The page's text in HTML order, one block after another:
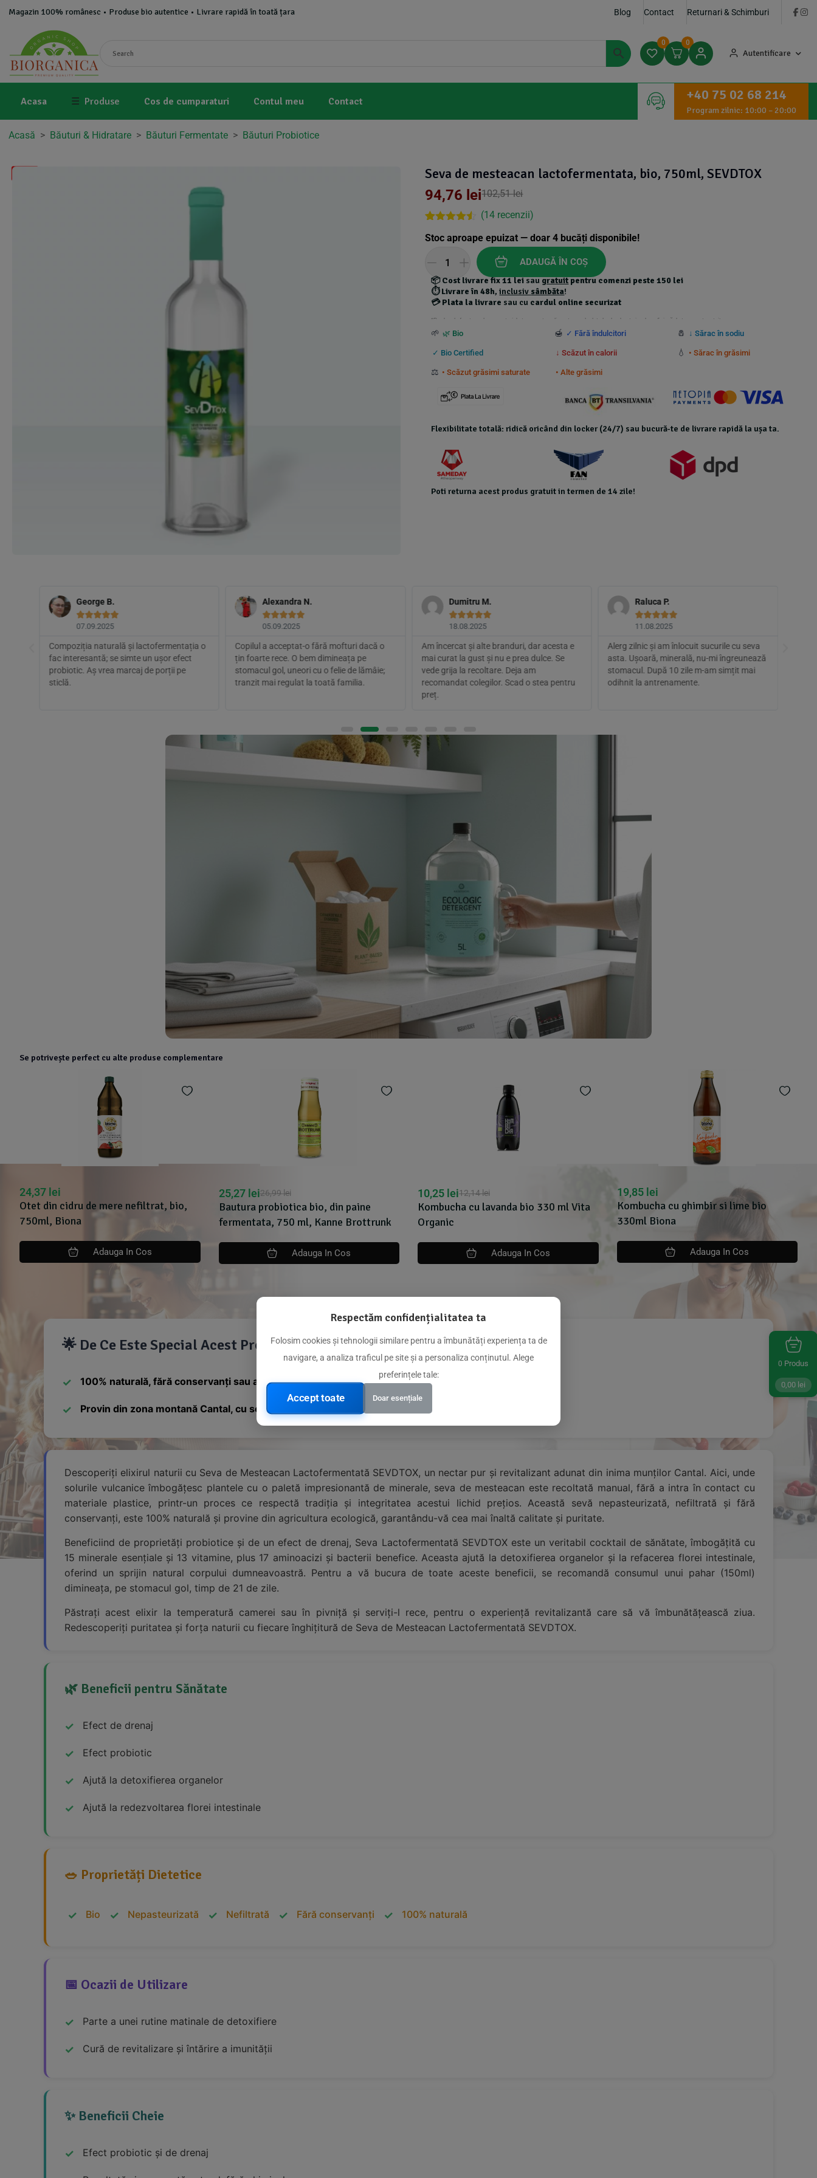
Magazin 100% românesc • Produse bio autentice • Livrare rapidă în toată țara Blog Contact Returnari & Schimburi
0 0
Autentificare
Acasa ☰ Produse Cos de cumparaturi Contul meu Contact +40 75 02 68 214
Program zilnic: 10:00 – 20:00
Acasă > Băuturi & Hidratare > Băuturi Fermentate > Băuturi Probiotice
Seva de mesteacan lactofermentata, bio, 750ml, SEVDTOX
102,51lei
94,76 lei
out of 5
customer
ratings
(14recenzii)
Stoc aproape epuizat — doar4 bucăți disponibile!
ADAUGĂ ÎN COȘ
📦Cost livrare fix 11 leisaugratuitpentru comenzi peste 150 lei
⏱️Livrare în 48h,inclusiv sâmbăta!
💳Plata la livrare sau cu cardul online securizat
*Produsele foarte grele au costuri de transport suplimentare calculate la checkout și nu beneficiază de transport gratuit.
🌱 🌿 Bio 🍯 ✓ Fără îndulcitori 🧂 ↓ Sărac în sodiu
✓ Bio Certified ↓ Scăzut în calorii 💧 • Sărac în grăsimi
⚖️ • Scăzut grăsimi saturate • Alte grăsimi
Flexibilitate totală: ridică oricând din locker (24/7) sau bucură-te de livrare rapidă la ușa ta.
Poti returna acest produs gratuit in termen de 14 zile!
George B.

07.09.2025
Compoziția naturală și lactofermentația o
fac interesantă; se simte un ușor efect
probiotic. Aș vrea marcaj de porții pe
sticlă.
Alexandra N.

05.09.2025
Copilul a acceptat-o fără mofturi dacă o
țin foarte rece. O bem dimineața pe
stomacul gol, uneori cu o felie de lămâie;
tranzit mai regulat la toată familia.
Dumitru M.

18.08.2025
Am încercat și alte branduri, dar acesta e
mai curat la gust și nu e prea dulce. Se
vede grija la recoltare. Deja am
recomandat colegilor. Scad o stea pentru
preț.
Raluca P.

11.08.2025
Alerg zilnic și am înlocuit sucurile cu seva
asta. Ușoară, minerală, nu-mi îngreunează
stomacul. După 10 zile m-am simțit mai
odihnit la antrenamente.
Se potrivește perfect cu alte produse complementare
Otet din cidru de mere nefiltrat, bio,
750ml, Biona
24,37 lei
Adauga In Cos
Bautura probiotica bio, din paine
fermentata, 750 ml, Kanne Brottrunk
26,99lei
25,27 lei
Adauga In Cos
Kombucha cu lavanda bio 330 ml Vita
Organic
12,14lei
10,25 lei
Adauga In Cos
Kombucha cu ghimbir si lime bio
330ml Biona
19,85 lei
Adauga In Cos
🌟 De Ce Este Special Acest Produs
100% naturală, fără conservanți sau aditivi
Provin din zona montană Cantal, cu soluri bogate în minerale datorită terenului vulcanic
Descoperiți elixirul naturii cu Seva de Mesteacan Lactofermentată SEVDTOX, un nectar pur și revitalizant adunat din inima munților Cantal. Aici, unde
solurile vulcanice îmbogățesc plantele cu o paletă impresionantă de minerale, seva de mesteacan este recoltată manual, fără a intra în contact cu
materiale plastice, printr-un proces ce respectă tradiția și integritatea acestui lichid prețios. Această sevă nepasteurizată, nefiltrată și fără
conservanți, este 100% naturală și provine din agricultura ecologică, garantându-vă cea mai înaltă calitate și puritate.
Beneficiind de proprietăți probiotice și de un efect de drenaj, Seva Lactofermentată SEVDTOX este un veritabil cocktail de sănătate, îmbogățită cu
15 minerale esențiale și 13 vitamine, plus 17 aminoacizi și bacterii benefice. Aceasta ajută la detoxifierea organelor și la refacerea florei intestinale,
oferind un sprijin natural corpului dumneavoastră. Pentru a vă bucura de toate aceste beneficii, se recomandă consumul unui pahar (150ml)
dimineața, pe stomacul gol, timp de 21 de zile.
Păstrați acest elixir la temperatură camerei sau în pivniță și serviți-l rece, pentru o experiență revitalizantă care să vă îmbunătățească ziua.
Redescoperiți puritatea și forța naturii cu fiecare înghițitură de Seva de Mesteacan Lactofermentată SEVDTOX.
🌿 Beneficii pentru Sănătate
Efect de drenaj
Efect probiotic
Ajută la detoxifierea organelor
Ajută la redezvoltarea florei intestinale
🥗 Proprietăți Dietetice
Bio Nepasteurizată Nefiltrată Fără conservanți 100% naturală
📅 Ocazii de Utilizare
Parte a unei rutine matinale de detoxifiere
Cură de revitalizare și întărire a imunității
✨ Beneficii Cheie
Efect probiotic și de drenaj
0 Produs
0,00 lei
Respectăm confidențialitatea ta
Folosim cookies și tehnologii similare pentru a îmbunătăți experiența ta de
navigare, a analiza traficul pe site și a personaliza conținutul. Alege
preferințele tale:
Accept toate Doar esențiale